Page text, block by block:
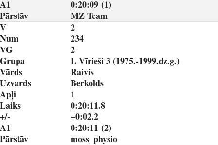
A1
0:20:09 (1)
Pārstāv
MZ Team
V
2
Num
234
VG
2
Grupa
L Vīrieši 3 (1975.-1999.dz.g.)
Vārds
Raivis
Uzvārds
Berkolds
Apļi
1
Laiks
0:20:11.8
+/-
+0:02.2
A1
0:20:11 (2)
Pārstāv
moss_physio